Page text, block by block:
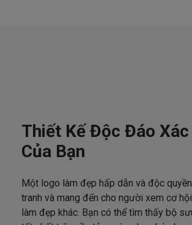
Thiết Kế Độc Đáo
Của Bạn
Một logo làm đẹp hấp dẫn và độc
tranh và mang đến cho người xem cơ
làm đẹp khác. Bạn có thể tìm thấy bộ